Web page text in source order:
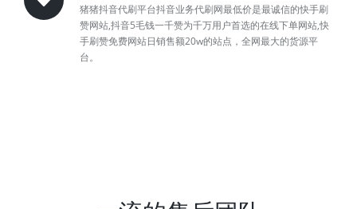
猪猪抖音代刷平台抖音业务代刷网最低价是最诚信的快手刷
赞网站,抖音5毛钱一千赞为千万用户首选的在线下单网站,快
手刷赞免费网站日销售额20w的站点，全网最大的货源平
台。